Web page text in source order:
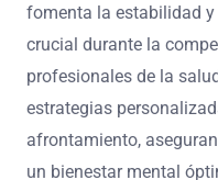
fomenta la estabilidad
crucial durante la
profesionales de la
estrategias
afrontamiento,
un bienestar mental